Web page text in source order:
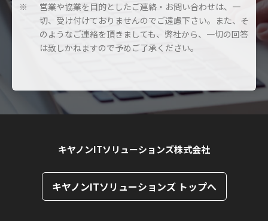
※
営業や協業を目的としたご連絡・お問い合わせは、一
切、受け付けておりませんのでご遠慮下さい。また、そ
のようなご連絡を頂きましても、弊社から、一切の回答
は致しかねますので予めご了承ください。
キヤノンITソリューションズ株式会社
キヤノンITソリューションズ トップへ